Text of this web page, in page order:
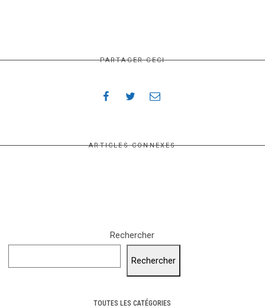
PARTAGER CECI
ARTICLES CONNEXES
Rechercher
Rechercher
TOUTES LES CATÉGORIES